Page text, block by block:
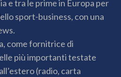
e tra le prime in Europa per
sport-business, con una
come fornitrice di
più importanti testate
(radio, carta